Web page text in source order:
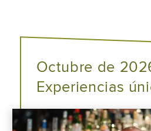
Octubre de
Experiencias